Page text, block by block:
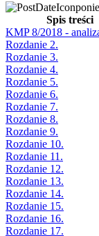
Spis treści
KMP 8/2018 -
Rozdanie 2.
Rozdanie 3.
Rozdanie 4.
Rozdanie 5.
Rozdanie 6.
Rozdanie 7.
Rozdanie 8.
Rozdanie 9.
Rozdanie 10.
Rozdanie 11.
Rozdanie 12.
Rozdanie 13.
Rozdanie 14.
Rozdanie 15.
Rozdanie 16.
Rozdanie 17.